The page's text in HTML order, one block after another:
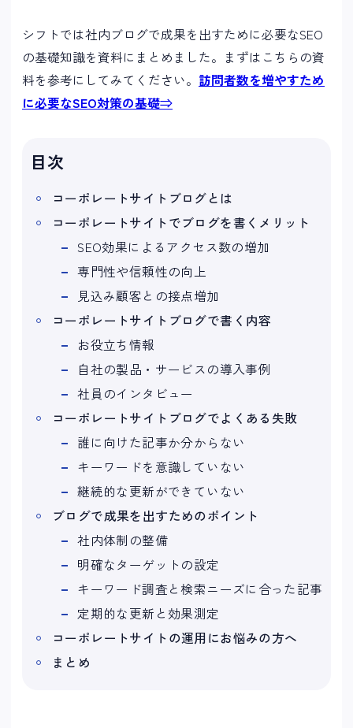
シフトでは社内ブログで成果を出すために必要なSEO
の基礎知識を資料にまとめました。まずはこちらの資
料を参考にしてみてください。 訪問者数を増やすため
に必要なSEO対策の基礎⇒
目次
コーポレートサイトブログとは
コーポレートサイトでブログを書くメリット
SEO効果によるアクセス数の増加
専門性や信頼性の向上
見込み顧客との接点増加
コーポレートサイトブログで書く内容
お役立ち情報
自社の製品・サービスの導入事例
社員のインタビュー
コーポレートサイトブログでよくある失敗
誰に向けた記事か分からない
キーワードを意識していない
継続的な更新ができていない
ブログで成果を出すためのポイント
社内体制の整備
明確なターゲットの設定
キーワード調査と検索ニーズに合った記事
定期的な更新と効果測定
コーポレートサイトの運用にお悩みの方へ
まとめ